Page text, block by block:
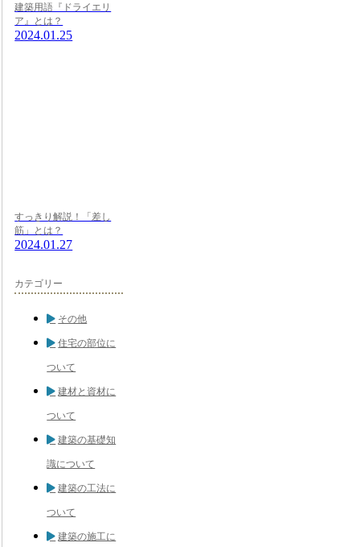
建築用語『ドライエリ
ア』とは？
2024.01.25
すっきり解説！「差し
筋」とは？
2024.01.27
カテゴリー
その他
住宅の部位に
ついて
建材と資材に
ついて
建築の基礎知
識について
建築の工法に
ついて
建築の施工に